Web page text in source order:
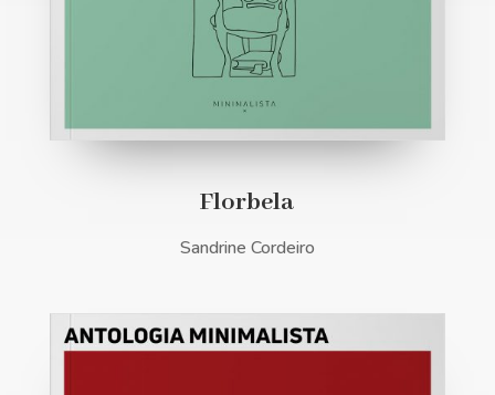
Florbela
Sandrine Cordeiro